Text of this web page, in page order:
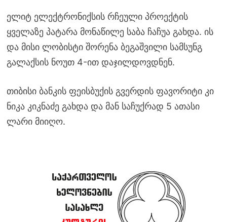
ელიტ ელექტრონიქსის რჩეული პროექტის
ყველაზე პატარა მონაწილე საბა ჩაჩუა გახდა. ის
და მისი ლობისტი შორენა ბეგაშვილი სამსუნგ
გალაქსის ნოუთ 4-ით დაჯილდოვდნენ.
თიბისი ბანკის ფეისბუქის გვერდის ფავორიტი კი
ნიკა კიკნაძე გახდა და მან საჩუქრად 5 ათასი
ლარი მიიღო.